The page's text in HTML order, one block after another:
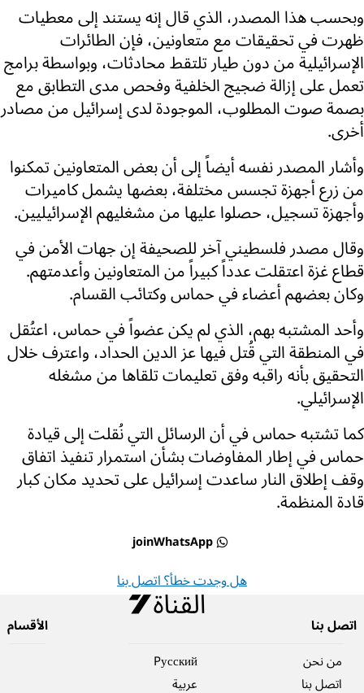
وبحسب هذا المصدر، الذي قال إنه يستند إلى معطيات
ظهرت في تحقيقات مع متعاونين، فإن الطائرات
الإسرائيلية من دون طيار تلتقط محادثات، وبواسطة برامج
تعمل على إزالة ضجيج الخلفية وفحص مدى التطابق مع
بصمة صوت المطلوب، الموجودة لدى إسرائيل من مصادر
أخرى.
وأشار المصدر نفسه أيضاً إلى أن بعض المتعاونين تمكنوا
من زرع أجهزة تجسس مختلفة، بعضها يشمل كاميرات
وأجهزة تسجيل، حصلوا عليها من مشغليهم الإسرائيليين.
وقال مصدر فلسطيني آخر للصحيفة إن جهات الأمن في
قطاع غزة اعتقلت عدداً كبيراً من المتعاونين وأعدمتهم.
وكان بعضهم أعضاء في حماس وكتائب القسام.
وأحد المشتبه بهم، الذي لم يكن عضواً في حماس، اعتُقل
في المنطقة التي قُتل فيها عز الدين الحداد، واعترف خلال
التحقيق بأنه راقبه وفق تعليمات تلقاها من مشغله
الإسرائيلي.
كما تشتبه حماس في أن الرسائل التي نُقلت إلى قيادة
حماس في إطار المفاوضات بشأن استمرار تنفيذ اتفاق
وقف إطلاق النار ساعدت إسرائيل على تحديد مكان كبار
قادة المنظمة.
joinWhatsApp
هل وجدت خطأ؟ اتصل بنا
اتصل بنا
من نحن
اتصل بنا
Pусский
عربية
الأقسام